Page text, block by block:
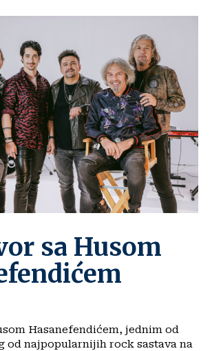
sa Husom
Hasanefendićem, jednim od
od najpopularnijih rock sastava na